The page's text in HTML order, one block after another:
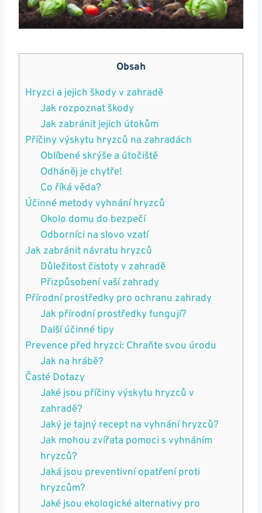
Obsah
Hryzci a jejich škody v zahradě
Jak rozpoznat škody
Jak zabránit jejich útokům
Příčiny výskytu hryzců na zahradách
Oblíbené skrýše a útočiště
Odháněj je chytře!
Co říká věda?
Účinné metody vyhnání hryzců
Okolo domu do bezpečí
Odborníci na slovo vzatí
Jak zabránit návratu hryzců
Důležitost čistoty v zahradě
Přizpůsobení vaší zahrady
Přírodní prostředky pro ochranu zahrady
Jak přírodní prostředky fungují?
Další účinné tipy
Prevence před hryzci: Chraňte svou úrodu
Jak na hrábě?
Časté Dotazy
Jaké jsou příčiny výskytu hryzců v
zahradě?
Jaký je tajný recept na vyhnání hryzců?
Jak mohou zvířata pomoci s vyhnáním
hryzců?
Jaká jsou preventivní opatření proti
hryzcům?
Jaké jsou ekologické alternativy pro